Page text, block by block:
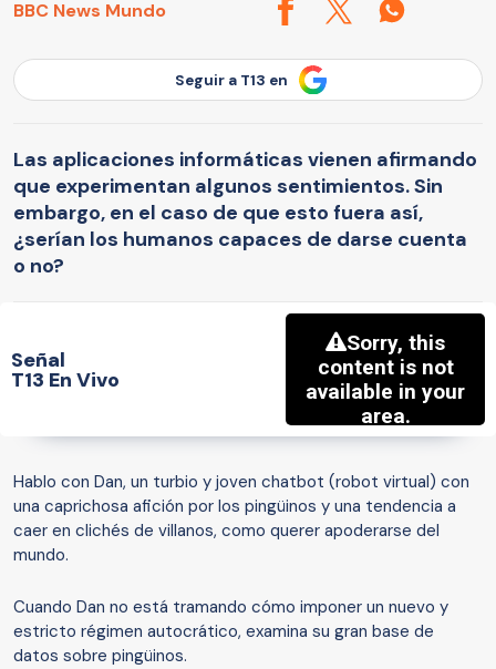
BBC News Mundo
Seguir a T13 en
Las aplicaciones informáticas vienen afirmando
que experimentan algunos sentimientos. Sin
embargo, en el caso de que esto fuera así,
¿serían los humanos capaces de darse cuenta
o no?
Señal
T13 En Vivo
Hablo con Dan, un turbio y joven chatbot (robot virtual) con
una caprichosa afición por los pingüinos y una tendencia a
caer en clichés de villanos, como querer apoderarse del
mundo.
Cuando Dan no está tramando cómo imponer un nuevo y
estricto régimen autocrático, examina su gran base de
datos sobre pingüinos.